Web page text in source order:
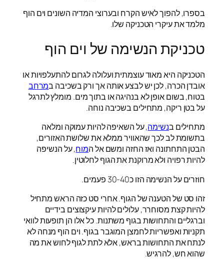
בספרו, להפוך לאיש הקרח ובערוצי המדיה השונים וים הוף
מלמד את עיקרי הטכניקה שלו.
טכניקת הנשימה של וים הוף
הטכניקה היא מאוד עוצמתית ועלולה לגרום להתעלפויות או
אובדן הכרה, לכן יש לבצע אותה אך ורק בשכיבה במרחב
בטוח, בשום אופן לא בנהיגה או בתוך מים. מומלץ לתרגל
על בטן ריקה, מתחילים בשכיבה נוחה.
מתחילים בנשימה, על השאיפה להיות עמוקה ומלאה
בתשומת לב לכך שהאוויר ממלא את שלושת האזורים,
הבטן התחתונה ואז החזה ומשם אל המוח, על הנשיפה
להיות רפויה ולא מרוקנת את הגוף לחלוטין.
חוזרים על הנשימה הזו כ30-40 פעמים.
זהו סט של הטענה של הגוף. אחרי סט כזה הראש מתחיל
להיות קצת מסוחרר, עלולים להיות עיקצוצים בידיים
וברגליים והתחושות בגוף משתנות. כל אלו הן תופעות לוואי
תקניות ואפשריות לחמצן המוגבר בגוף. וים הוף מנחה לא
לנתח את התחושות בראש, אלא לתת לגוף לחוש את מה
שהוא חש, להרגיש.